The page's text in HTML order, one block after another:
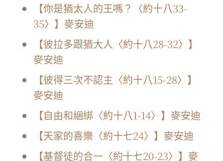
【你是猶太人的王嗎？〈約十八33-
35〉】麥安迪
【彼拉多跟猶大人〈約十八28-32〉】
麥安迪
【彼得三次不認主〈約十八15-28〉】
麥安迪
【自由和綑綁〈約十八1-14〉】麥安迪
【天家的喜樂〈約十七24〉】麥安迪
【基督徒的合一〈約十七20-23〉】麥